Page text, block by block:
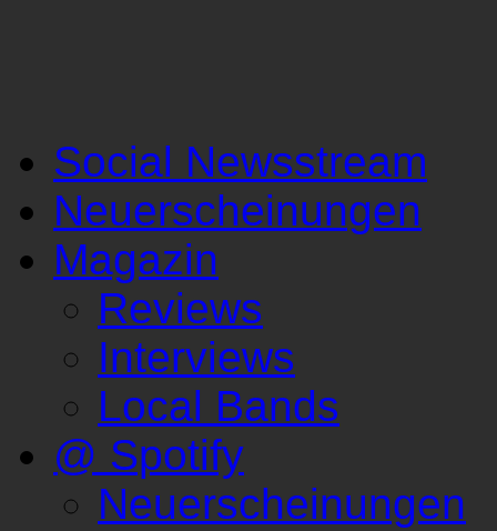
Social Newsstream
Neuerscheinungen
Magazin
Reviews
Interviews
Local Bands
@ Spotify
Neuerscheinungen